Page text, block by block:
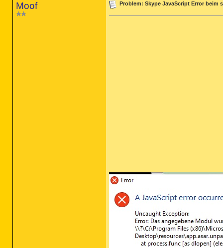
Moof Problem: Skype JavaScript Error beim